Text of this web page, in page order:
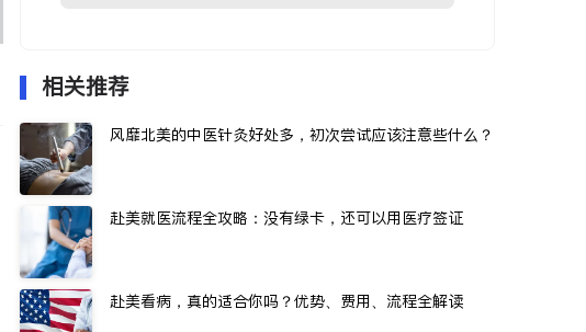
相关推荐
风靡北美的中医针灸好处多，初次尝试应该注意些什么？
赴美就医流程全攻略：没有绿卡，还可以用医疗签证
赴美看病，真的适合你吗？优势、费用、流程全解读